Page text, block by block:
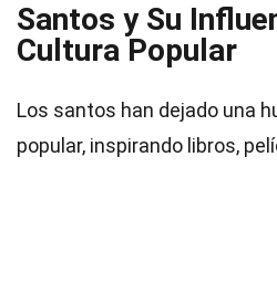
Santos y Su
Cultura Popular
Los santos han dejado una
popular, inspirando libros,